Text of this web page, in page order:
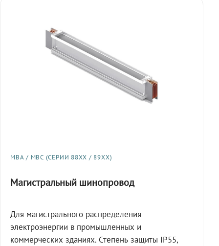
МВА / МВС (СЕРИИ 88XX / 89XX)
Магистральный шинопровод
Для магистрального распределения
электроэнергии в промышленных и
коммерческих зданиях. Степень защиты IP55,